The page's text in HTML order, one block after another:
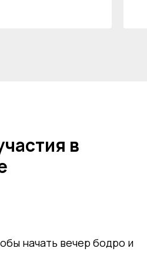
в
начать вечер бодро и